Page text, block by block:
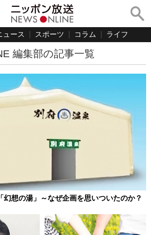
ュース スポーツ コラム ライフ
編集部の記事一覧
幻想の湯」～なぜ企画を思いついたのか？